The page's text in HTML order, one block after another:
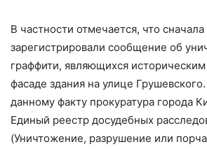
В частности отмечается, что
зарегистрировали сообщение об
граффити, являющихся
фасаде здания на улице
данному факту прокуратура города
Единый реестр досудебных
(Уничтожение, разрушение или